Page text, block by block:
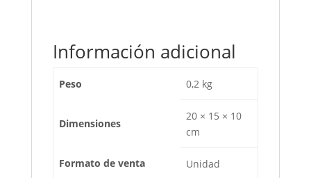
Información adicional
Peso 0,2 kg
Dimensiones
20 × 15 × 10
cm
Formato de venta Unidad